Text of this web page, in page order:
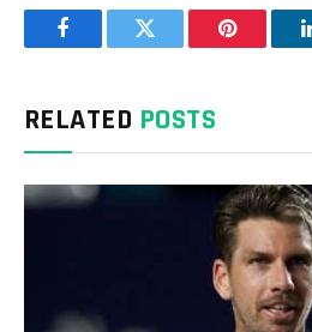
FacebookTwitter Pinterest
RELATED POSTS